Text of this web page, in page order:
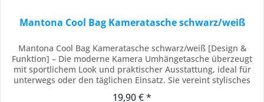
Mantona Cool Bag Kameratasche schwarz/weiß
Mantona Cool Bag Kameratasche schwarz/weiß [Design &
Funktion] – Die moderne Kamera Umhängetasche überzeugt
mit sportlichem Look und praktischer Ausstattung, ideal für
unterwegs oder den täglichen Einsatz. Sie vereint stylisches
19,90 € *